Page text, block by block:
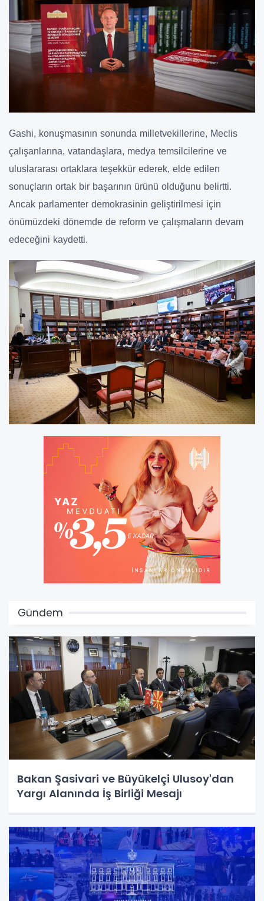
Gashi, konuşmasının sonunda milletvekillerine, Meclis
çalışanlarına, vatandaşlara, medya temsilcilerine ve
uluslararası ortaklara teşekkür ederek, elde edilen
sonuçların ortak bir başarının ürünü olduğunu belirtti.
Ancak parlamenter demokrasinin geliştirilmesi için
önümüzdeki dönemde de reform ve çalışmaların devam
edeceğini kaydetti.
Gündem
Bakan Şasivari ve Büyükelçi Ulusoy'dan
Yargı Alanında İş Birliği Mesajı